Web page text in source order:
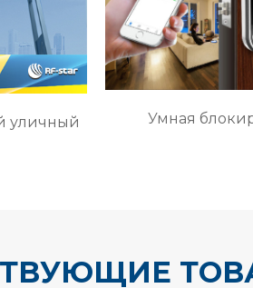
уличный
Умная